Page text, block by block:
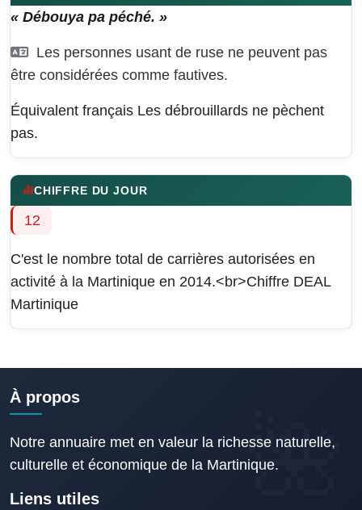
« Débouya pa péché. »
Les personnes usant de ruse ne peuvent pas
être considérées comme fautives.
Équivalent français Les débrouillards ne pèchent
pas.
CHIFFRE DU JOUR
12
C'est le nombre total de carrières autorisées en
activité à la Martinique en 2014.<br>Chiffre DEAL
Martinique
À propos
Notre annuaire met en valeur la richesse naturelle,
culturelle et économique de la Martinique.
Liens utiles